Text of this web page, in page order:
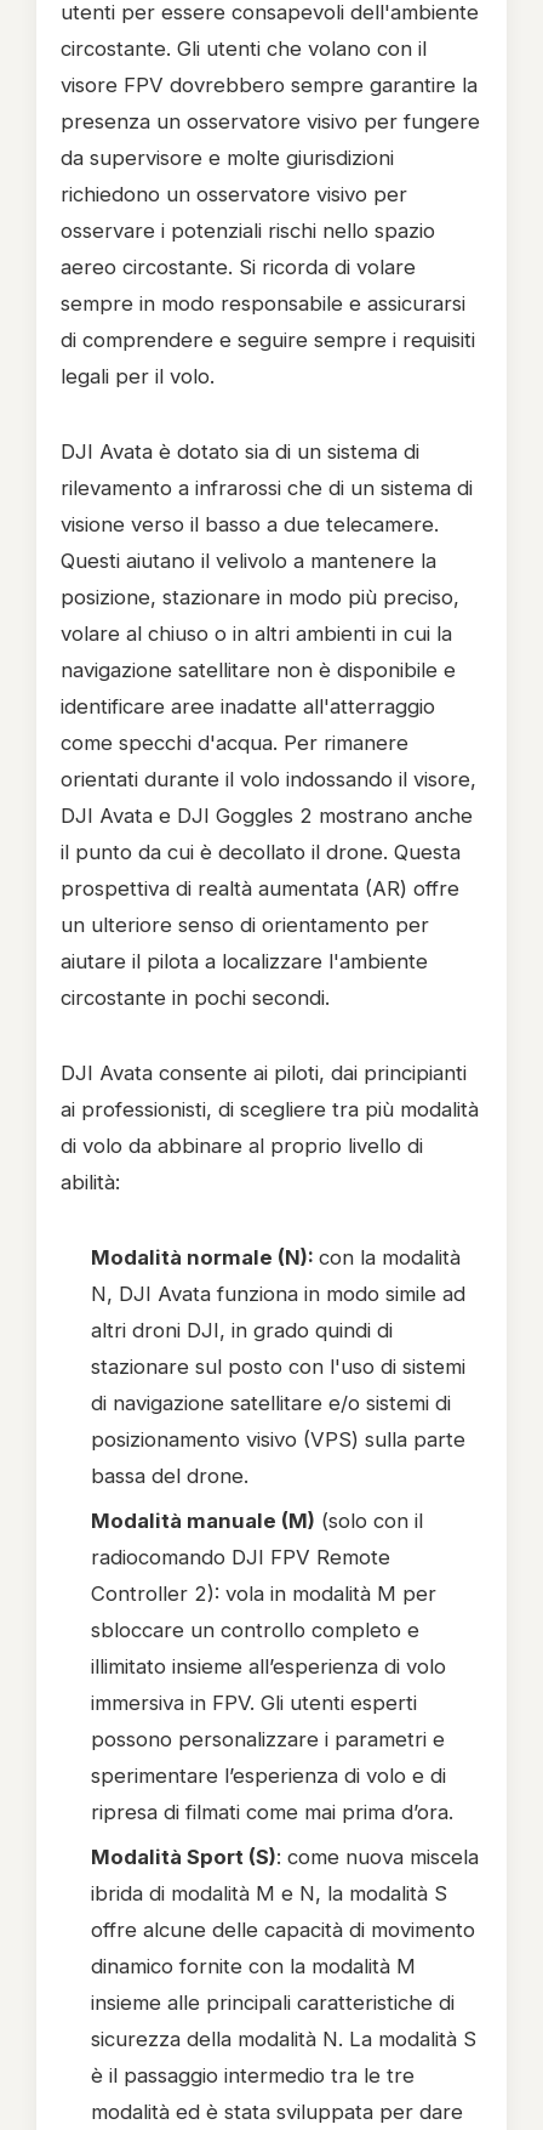
utenti per essere consapevoli dell'ambiente
circostante. Gli utenti che volano con il
visore FPV dovrebbero sempre garantire la
presenza un osservatore visivo per fungere
da supervisore e molte giurisdizioni
richiedono un osservatore visivo per
osservare i potenziali rischi nello spazio
aereo circostante. Si ricorda di volare
sempre in modo responsabile e assicurarsi
di comprendere e seguire sempre i requisiti
legali per il volo.
DJI Avata è dotato sia di un sistema di
rilevamento a infrarossi che di un sistema di
visione verso il basso a due telecamere.
Questi aiutano il velivolo a mantenere la
posizione, stazionare in modo più preciso,
volare al chiuso o in altri ambienti in cui la
navigazione satellitare non è disponibile e
identificare aree inadatte all'atterraggio
come specchi d'acqua. Per rimanere
orientati durante il volo indossando il visore,
DJI Avata e DJI Goggles 2 mostrano anche
il punto da cui è decollato il drone. Questa
prospettiva di realtà aumentata (AR) offre
un ulteriore senso di orientamento per
aiutare il pilota a localizzare l'ambiente
circostante in pochi secondi.
DJI Avata consente ai piloti, dai principianti
ai professionisti, di scegliere tra più modalità
di volo da abbinare al proprio livello di
abilità:
Modalità normale (N):con la modalità
N, DJI Avata funziona in modo simile ad
altri droni DJI, in grado quindi di
stazionare sul posto con l'uso di sistemi
di navigazione satellitare e/o sistemi di
posizionamento visivo (VPS) sulla parte
bassa del drone.
Modalità manuale (M) (solo con il
radiocomando DJI FPV Remote
Controller 2): vola in modalità M per
sbloccare un controllo completo e
illimitato insieme all’esperienza di volo
immersiva in FPV. Gli utenti esperti
possono personalizzare i parametri e
sperimentare l’esperienza di volo e di
ripresa di filmati come mai prima d’ora.
Modalità Sport (S): come nuova miscela
ibrida di modalità M e N, la modalità S
offre alcune delle capacità di movimento
dinamico fornite con la modalità M
insieme alle principali caratteristiche di
sicurezza della modalità N. La modalità S
è il passaggio intermedio tra le tre
modalità ed è stata sviluppata per dare